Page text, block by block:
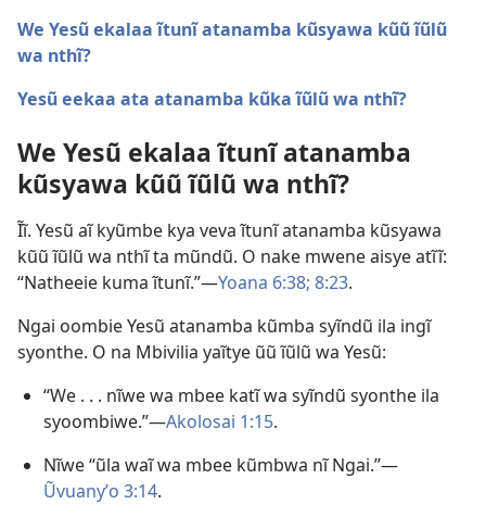
We Yesũ ekalaa ĩtunĩ atanamba kũsyawa kũũ ĩũlũ
wa nthĩ?
Yesũ eekaa ata atanamba kũka ĩũlũ wa nthĩ?
We Yesũ ekalaa ĩtunĩ atanamba
kũsyawa kũũ ĩũlũ wa nthĩ?
Ĩĩ. Yesũ aĩ kyũmbe kya veva ĩtunĩ atanamba kũsyawa
kũũ ĩũlũ wa nthĩ ta mũndũ. O nake mwene aisye atĩĩ:
“Natheeie kuma ĩtunĩ.”—Yoana 6:38; 8:23.
Ngai oombie Yesũ atanamba kũmba syĩndũ ila ingĩ
syonthe. O na Mbivilia yaĩtye ũũ ĩũlũ wa Yesũ:
“We . . . nĩwe wa mbee katĩ wa syĩndũ syonthe ila
syoombiwe.”—Akolosai 1:15.
Nĩwe “ũla waĩ wa mbee kũmbwa nĩ Ngai.”—
Ũvuanyʼo 3:14.